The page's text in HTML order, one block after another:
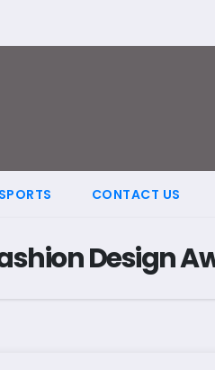
CONTACT US
Design